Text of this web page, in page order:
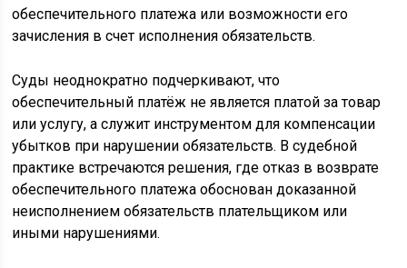
обеспечительного платежа или возможности его
зачисления в счет исполнения обязательств.
Суды неоднократно подчеркивают, что
обеспечительный платёж не является платой за товар
или услугу, а служит инструментом для компенсации
убытков при нарушении обязательств. В судебной
практике встречаются решения, где отказ в возврате
обеспечительного платежа обоснован доказанной
неисполнением обязательств плательщиком или
иными нарушениями.